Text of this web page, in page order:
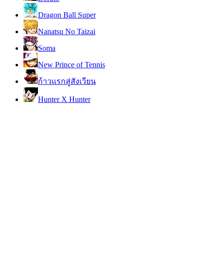
Dragon Ball Super
Nanatsu No Taizai
Soma
New Prince of Tennis
ก้าวแรกสู่สังเวียน
Hunter X Hunter